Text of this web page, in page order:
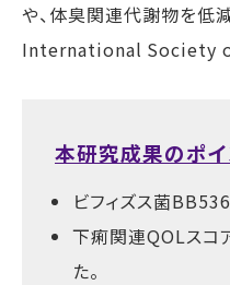
や、体臭関連代謝物を低
International Society
本研究成果のポイ
ビフィズス菌BB536
下痢関連QOLスコ
た。